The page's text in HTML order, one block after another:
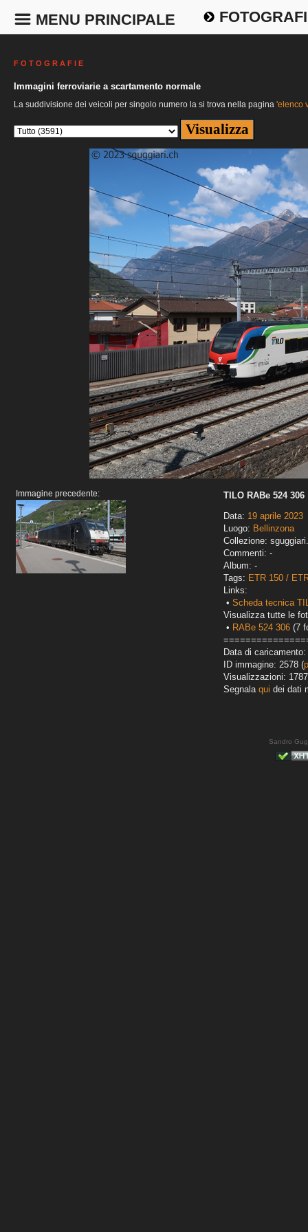
MENU PRINCIPALE
F O T O G R A F I E
Immagini ferroviarie a scartamento normale
La suddivisione dei veicoli per singolo numero la si trova nella pagina 'elenco
Immagine precedente:
TILO RABe 524 306
Data: 19 aprile 2023
Luogo: Bellinzona
Collezione:
Commenti: -
Album: -
Tags: ETR 150 /
Links:
• Scheda tecnica
Visualizza tutte le
• RABe 524 306 (7
Data di
ID immagine: 2578 (
Visualizzazioni: 1787
Segnala qui dei dati
Sandro